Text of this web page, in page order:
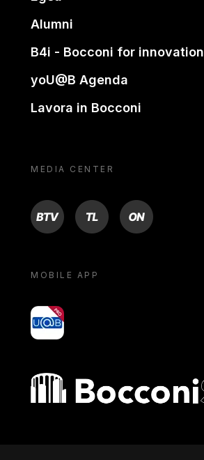
Alumni
B4i - Bocconi for innovation
yoU@B Agenda
Lavora in Bocconi
MEDIA CENTER
BTV TL ON
MOBILE APP
yoU@B
Bocconi shop